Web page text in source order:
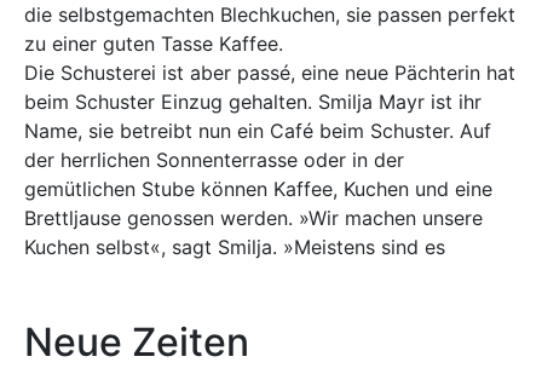
die selbstgemachten Blechkuchen, sie passen perfekt
zu einer guten Tasse Kaffee.
Die Schusterei ist aber passé, eine neue Pächterin hat
beim Schuster Einzug gehalten. Smilja Mayr ist ihr
Name, sie betreibt nun ein Café beim Schuster. Auf
der herrlichen Sonnenterrasse oder in der
gemütlichen Stube können Kaffee, Kuchen und eine
Brettljause genossen werden. »Wir machen unsere
Kuchen selbst«, sagt Smilja. »Meistens sind es
Neue Zeiten